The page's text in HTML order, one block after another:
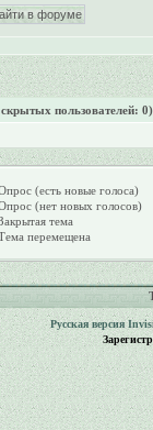
пользователей: 0)
(есть новые голоса)
(нет новых голосов)
тема
перемещена
Русская версия